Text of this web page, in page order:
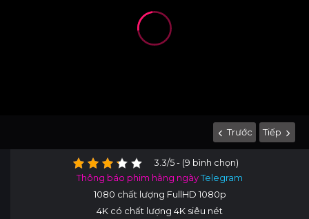
Trước Tiếp
3.3/5 - (9 bình chọn)
Thông báo phim hằng ngàyTelegram
1080 chất lượng FullHD 1080p
4K có chất lượng 4K siêu nét